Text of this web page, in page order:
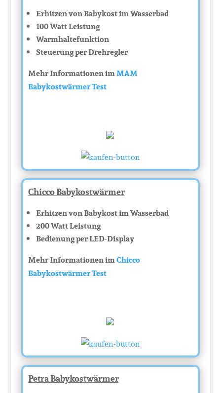
Erhitzen von Babykost im Wasserbad
100 Watt Leistung
Warmhaltefunktion
Steuerung per Drehregler
Mehr Informationen imMAM
Babykostwärmer Test
Chicco Babykostwärmer
Erhitzen von Babykost im Wasserbad
200 Watt Leistung
Bedienung per LED-Display
Mehr Informationen imChicco
Babykostwärmer Test
Petra Babykostwärmer